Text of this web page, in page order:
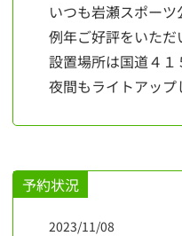
いつも岩瀬スポーツ
例年ご好評をいただ
設置場所は国道４１
夜間もライトアップ
予約状況
2023/11/08